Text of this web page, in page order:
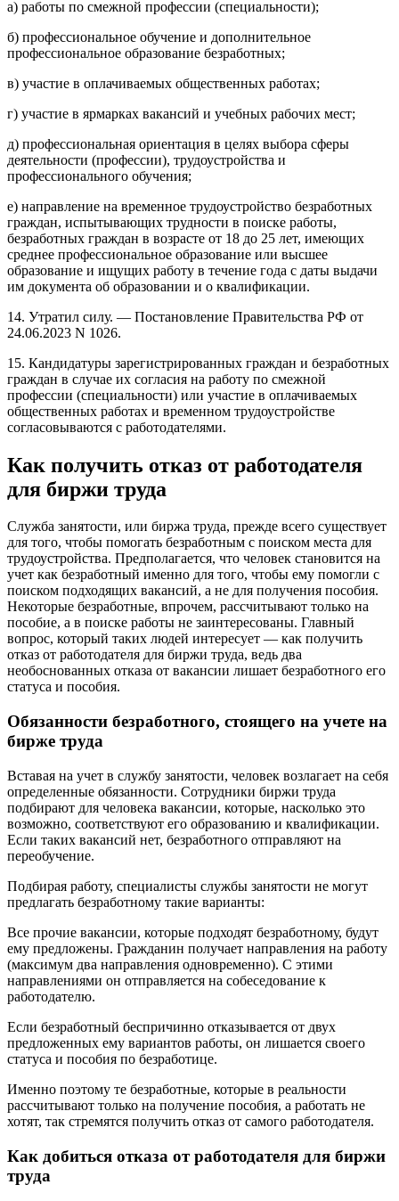
а) работы по смежной профессии (специальности);
б) профессиональное обучение и дополнительное
профессиональное образование безработных;
в) участие в оплачиваемых общественных работах;
г) участие в ярмарках вакансий и учебных рабочих мест;
д) профессиональная ориентация в целях выбора сферы
деятельности (профессии), трудоустройства и
профессионального обучения;
е) направление на временное трудоустройство безработных
граждан, испытывающих трудности в поиске работы,
безработных граждан в возрасте от 18 до 25 лет, имеющих
среднее профессиональное образование или высшее
образование и ищущих работу в течение года с даты выдачи
им документа об образовании и о квалификации.
14. Утратил силу. — Постановление Правительства РФ от
24.06.2023 N 1026.
15. Кандидатуры зарегистрированных граждан и безработных
граждан в случае их согласия на работу по смежной
профессии (специальности) или участие в оплачиваемых
общественных работах и временном трудоустройстве
согласовываются с работодателями.
Как получить отказ от работодателя
для биржи труда
Служба занятости, или биржа труда, прежде всего существует
для того, чтобы помогать безработным с поиском места для
трудоустройства. Предполагается, что человек становится на
учет как безработный именно для того, чтобы ему помогли с
поиском подходящих вакансий, а не для получения пособия.
Некоторые безработные, впрочем, рассчитывают только на
пособие, а в поиске работы не заинтересованы. Главный
вопрос, который таких людей интересует — как получить
отказ от работодателя для биржи труда, ведь два
необоснованных отказа от вакансии лишает безработного его
статуса и пособия.
Обязанности безработного, стоящего на учете на
бирже труда
Вставая на учет в службу занятости, человек возлагает на себя
определенные обязанности. Сотрудники биржи труда
подбирают для человека вакансии, которые, насколько это
возможно, соответствуют его образованию и квалификации.
Если таких вакансий нет, безработного отправляют на
переобучение.
Подбирая работу, специалисты службы занятости не могут
предлагать безработному такие варианты:
Все прочие вакансии, которые подходят безработному, будут
ему предложены. Гражданин получает направления на работу
(максимум два направления одновременно). С этими
направлениями он отправляется на собеседование к
работодателю.
Если безработный беспричинно отказывается от двух
предложенных ему вариантов работы, он лишается своего
статуса и пособия по безработице.
Именно поэтому те безработные, которые в реальности
рассчитывают только на получение пособия, а работать не
хотят, так стремятся получить отказ от самого работодателя.
Как добиться отказа от работодателя для биржи
труда